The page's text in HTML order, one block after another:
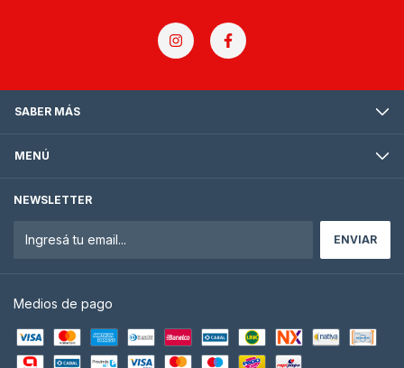
SABER MÁS
MENÚ
NEWSLETTER
Medios de pago